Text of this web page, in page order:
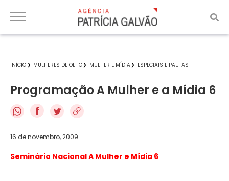
INÍCIO MULHERES DE OLHO MULHER E MÍDIA ESPECIAIS E PAUTAS
Programação A Mulher e a Mídia 6
f
16 de novembro, 2009
Seminário Nacional A Mulher e Mídia 6